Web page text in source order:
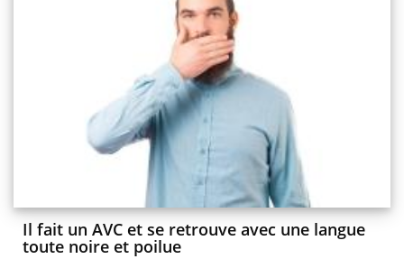
Il fait un AVC et se retrouve avec une langue
toute noire et poilue